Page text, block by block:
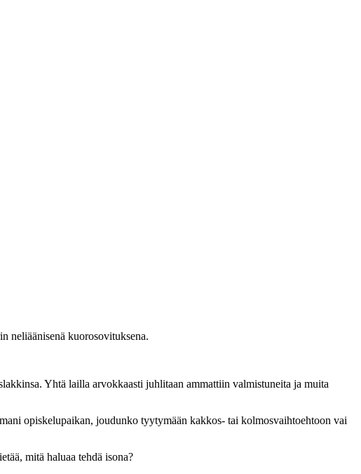
neliäänisenä kuorosovituksena.
Yhtä lailla arvokkaasti juhlitaan ammattiin valmistuneita ja muita
opiskelupaikan, joudunko tyytymään kakkos- tai kolmosvaihtoehtoon vai
mitä haluaa tehdä isona?